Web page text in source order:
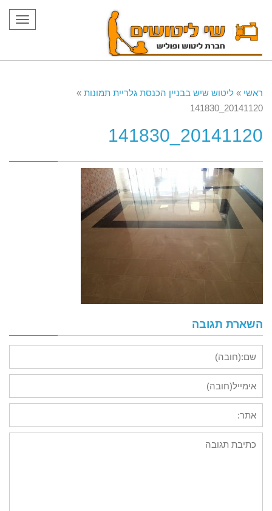
ראשי » ליטוש שיש בבניין הכנסת גלריית תמונות »
20141120_141830
20141120_141830
השארת תגובה